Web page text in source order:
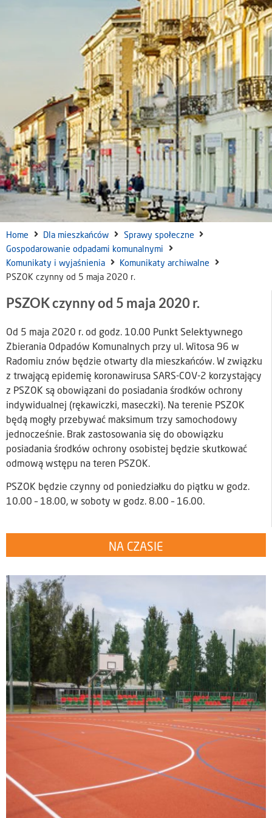
Home Dla mieszkańców
Sprawy społeczne
Gospodarowanie odpadami komunalnymi
Komunikaty i wyjaśnienia
Komunikaty archiwalne
PSZOK czynny od 5 maja 2020 r.
PSZOK czynny od 5 maja 2020 r.
Od 5 maja 2020 r. od godz. 10.00 Punkt Selektywnego
Zbierania Odpadów Komunalnych przy ul. Witosa 96 w
Radomiu znów będzie otwarty dla mieszkańców. W związku
z trwającą epidemię koronawirusa SARS-COV-2 korzystający
z PSZOK są obowiązani do posiadania środków ochrony
indywidualnej (rękawiczki, maseczki). Na terenie PSZOK
będą mogły przebywać maksimum trzy samochodowy
jednocześnie. Brak zastosowania się do obowiązku
posiadania środków ochrony osobistej będzie skutkować
odmową wstępu na teren PSZOK.
PSZOK będzie czynny od poniedziałku do piątku w godz.
10.00 – 18.00, w soboty w godz. 8.00 – 16.00.
NA CZASIE